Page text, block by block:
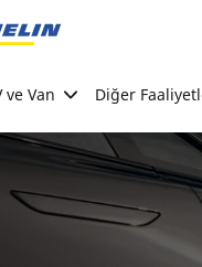
ve Van Diğer